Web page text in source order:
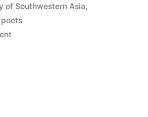
of Southwestern Asia,
poets
on